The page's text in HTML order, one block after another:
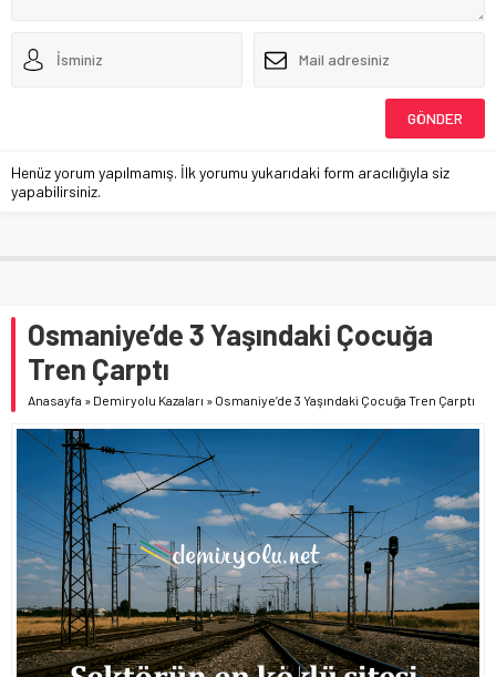
Henüz yorum yapılmamış. İlk yorumu yukarıdaki form aracılığıyla siz
yapabilirsiniz.
Osmaniye’de 3 Yaşındaki Çocuğa
Tren Çarptı
Anasayfa » Demiryolu Kazaları » Osmaniye’de 3 Yaşındaki Çocuğa Tren Çarptı